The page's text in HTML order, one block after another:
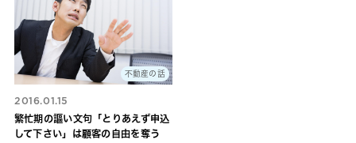
不動産の話
2016.01.15
繁忙期の謳い文句「とりあえず申込
して下さい」は顧客の自由を奪う